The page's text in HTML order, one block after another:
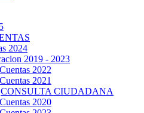
2024
2019 - 2023
2022
2021
CONSULTA CIUDADANA
2020